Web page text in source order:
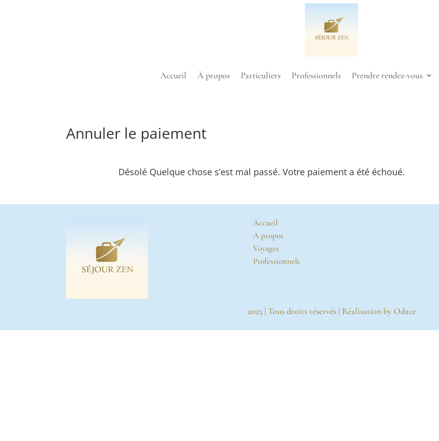
Accueil À propos Particuliers Professionnels Prendre rendez-vous
Annuler le paiement
Désolé Quelque chose s’est mal passé. Votre paiement a été échoué.
Accueil
A propos
Voyages
Professionnels
2025 | Tous droits réservés | Réalisation by Odace